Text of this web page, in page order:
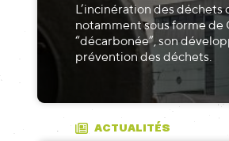
L’incinération des déchets
notamment sous forme de
“décarbonée”, son
prévention des déchets.
ACTUALITÉS